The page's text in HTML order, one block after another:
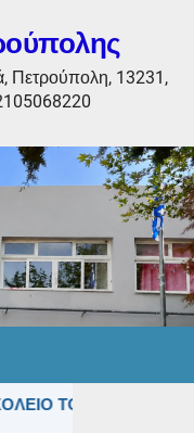
Πετρούπολη, 13231,
ΤΟΥΣ